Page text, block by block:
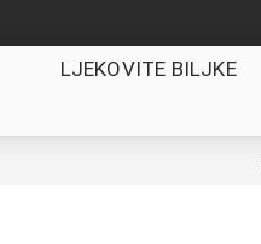
LJEKOVITE BILJKE